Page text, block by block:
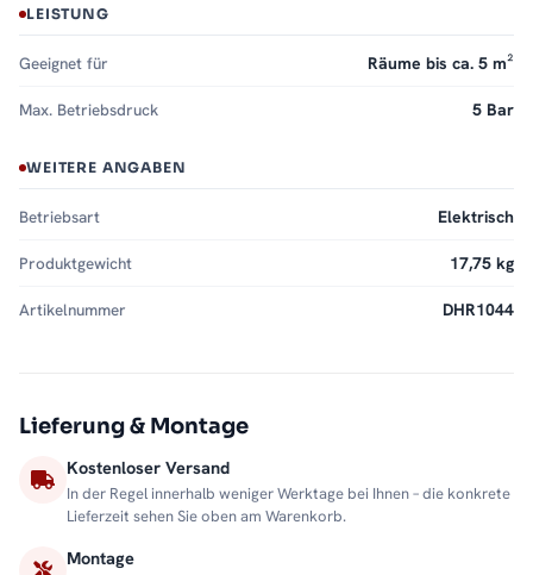
LEISTUNG
Geeignet für Räume bis ca. 5 m²
Max. Betriebsdruck 5 Bar
WEITERE ANGABEN
Betriebsart Elektrisch
Produktgewicht 17,75 kg
Artikelnummer DHR1044
Lieferung & Montage
Kostenloser Versand
In der Regel innerhalb weniger Werktage bei Ihnen – die konkrete
Lieferzeit sehen Sie oben am Warenkorb.
Montage